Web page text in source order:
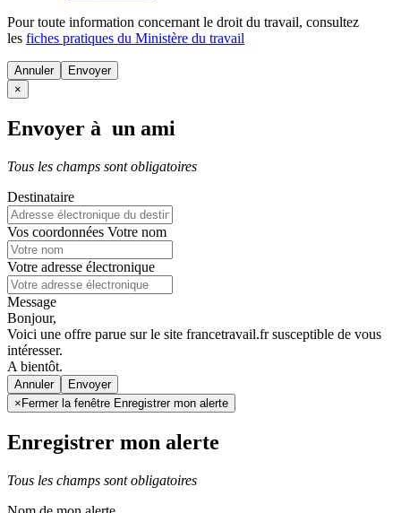
Pour toute information concernant le droit du travail, consultez
les fiches pratiques du Ministère du travail
Annuler
×
Envoyer à un ami
Tous les champs sont obligatoires
Destinataire
Vos coordonnées Votre nom
Votre adresse électronique
Message
Bonjour,
Voici une offre parue sur le site francetravail.fr susceptible de vous
intéresser.
A bientôt.
Annuler
× Fermer la fenêtre Enregistrer mon alerte
Enregistrer mon alerte
Tous les champs sont obligatoires